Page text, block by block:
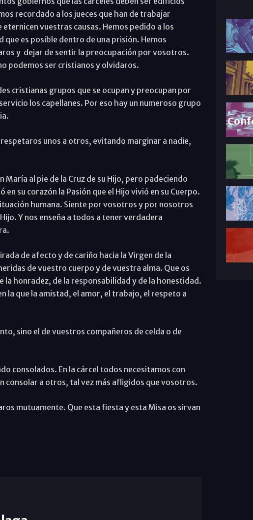
recordado a los jueces que han de trabajar
vuestras causas. Hemos pedido a los
es posible dentro de una prisión. Hemos
y dejar de sentir la preocupación por vosotros.
podemos ser cristianos y olvidaros.
cristianas grupos que se ocupan y preocupan por
los capellanes. Por eso hay un numeroso grupo
unos a otros, evitando marginar a nadie,
María al pie de la Cruz de su Hijo, pero padeciendo
en su corazón la Pasión que el Hijo vivió en su Cuerpo.
humana. Siente por vosotros y por nosotros
Y nos enseña a todos a tener verdadera
de afecto y de cariño hacia la Virgen de la
de vuestro cuerpo y de vuestra alma. Que os
la honradez, de la responsabilidad y de la honestidad.
la que la amistad, el amor, el trabajo, el respeto a
sino el de vuestros compañeros de celda o de
consolados. En la cárcel todos necesitamos con
consolar a otros, tal vez más afligidos que vosotros.
mutuamente. Que esta fiesta y esta Misa os sirvan